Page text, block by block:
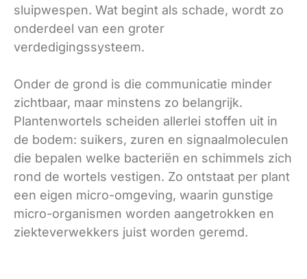
sluipwespen. Wat begint als schade, wordt zo
onderdeel van een groter
verdedigingssysteem.
Onder de grond is die communicatie minder
zichtbaar, maar minstens zo belangrijk.
Plantenwortels scheiden allerlei stoffen uit in
de bodem: suikers, zuren en signaalmoleculen
die bepalen welke bacteriën en schimmels zich
rond de wortels vestigen. Zo ontstaat per plant
een eigen micro-omgeving, waarin gunstige
micro-organismen worden aangetrokken en
ziekteverwekkers juist worden geremd.